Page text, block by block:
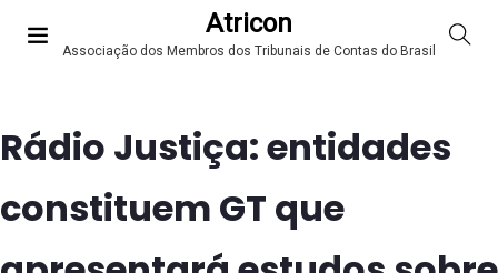
Atricon
Associação dos Membros dos Tribunais de Contas do Brasil
Rádio Justiça: entidades
constituem GT que